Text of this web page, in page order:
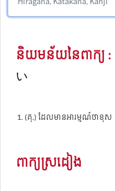
និយមន័យនៃពាក្យ :
い
(គុ.) ដែលមានអារម្មណ៍ថាខុស
ពាក្យស្រដៀង